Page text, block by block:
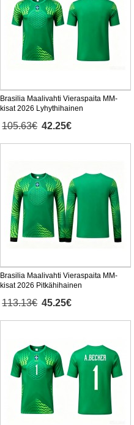
Brasilia Maalivahti Vieraspaita MM-
kisat 2026 Lyhythihainen
105.63€ 42.25€
Brasilia Maalivahti Vieraspaita MM-
kisat 2026 Pitkähihainen
113.13€ 45.25€